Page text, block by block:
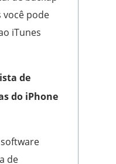
você pode
iTunes
de
do iPhone
de